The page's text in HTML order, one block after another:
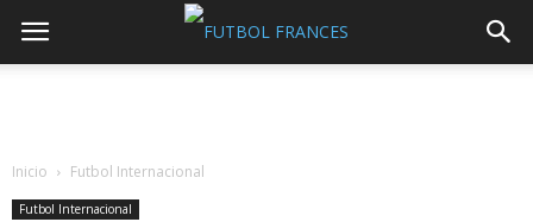
Inicio Futbol Internacional
Futbol Internacional